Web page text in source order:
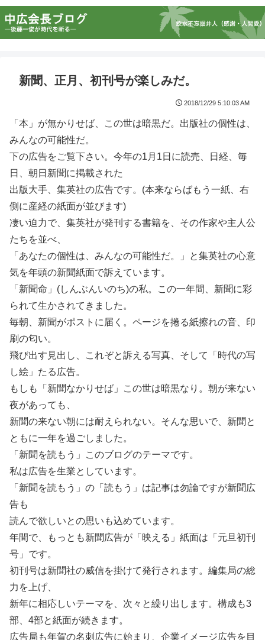
新聞、正月、初刊号が楽しみだ。
2018/12/29 5:10:03 AM
「本」が無かりせば、この世は暗黒だ。出版社の個性は、
みんなの可能性だ。
下の広告をご覧下さい。今年の1月1日に読売、日経、毎
日、朝日新聞に掲載された
出版大手、集英社の広告です。(本来ならばもう一紙、右
側に産経の紙面が並びます)
凄い迫力で、集英社が発刊する書籍を、その作家や主人公
たちを並べ、
「あなたの個性は、みんなの可能性だ。」と集英社の心意
気を年頭の新聞紙面で訴えています。
「新聞命」(しんぶんいのち)の私。この一年間、新聞に彩
られて生かされてきました。
毎朝、新聞がポストに届く。ページを捲る紙擦れの音、印
刷の匂い。
飛び出す見出し、これぞと訴える写真、そして「時代の写
し絵」たる広告。
もしも「新聞なかりせば」この世は暗黒なり。朝が来ない
夜があっても、
新聞の来ない朝には耐えられない。そんな思いで、新聞と
ともに一年を過ごしました。
「新聞を読もう」このブログのテーマです。
私は広告を生業としています。
「新聞を読もう」の「読もう」は記事は勿論ですが新聞広
告も
読んで欲しいとの思いも込めています。
年間で、もっとも新聞広告が「映える」紙面は「元旦初刊
号」です。
初刊号は新聞社の威信を掛けて発行されます。編集局の総
力を上げ、
新年に相応しいテーマを、次々と繰り出します。構成も3
部、4部と紙面が続きます。
広告局も年賀の名刺広告に始まり、企業イメージ広告を目